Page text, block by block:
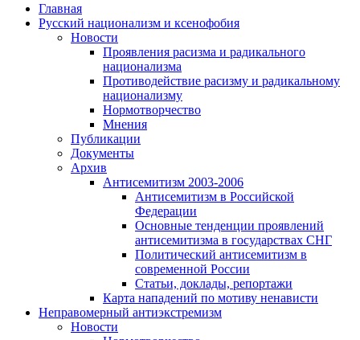
Главная
Русский национализм и ксенофобия
Новости
Проявления расизма и радикального
национализма
Противодействие расизму и радикальному
национализму
Нормотворчество
Мнения
Публикации
Документы
Архив
Антисемитизм 2003-2006
Антисемитизм в Российской
Федерации
Основные тенденции проявлений
антисемитизма в государствах СНГ
Политический антисемитизм в
современной России
Статьи, доклады, репортажи
Карта нападений по мотиву ненависти
Неправомерный антиэкстремизм
Новости